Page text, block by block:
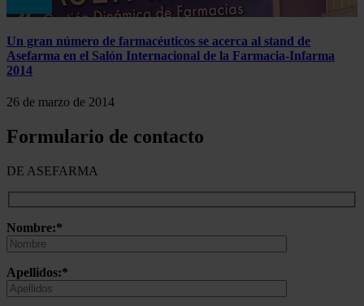
Un gran número de farmacéuticos se acerca al stand de
Asefarma en el Salón Internacional de la Farmacia-Infarma
2014
26 de marzo de 2014
Formulario de contacto
DE ASEFARMA
Nombre:*
Apellidos:*